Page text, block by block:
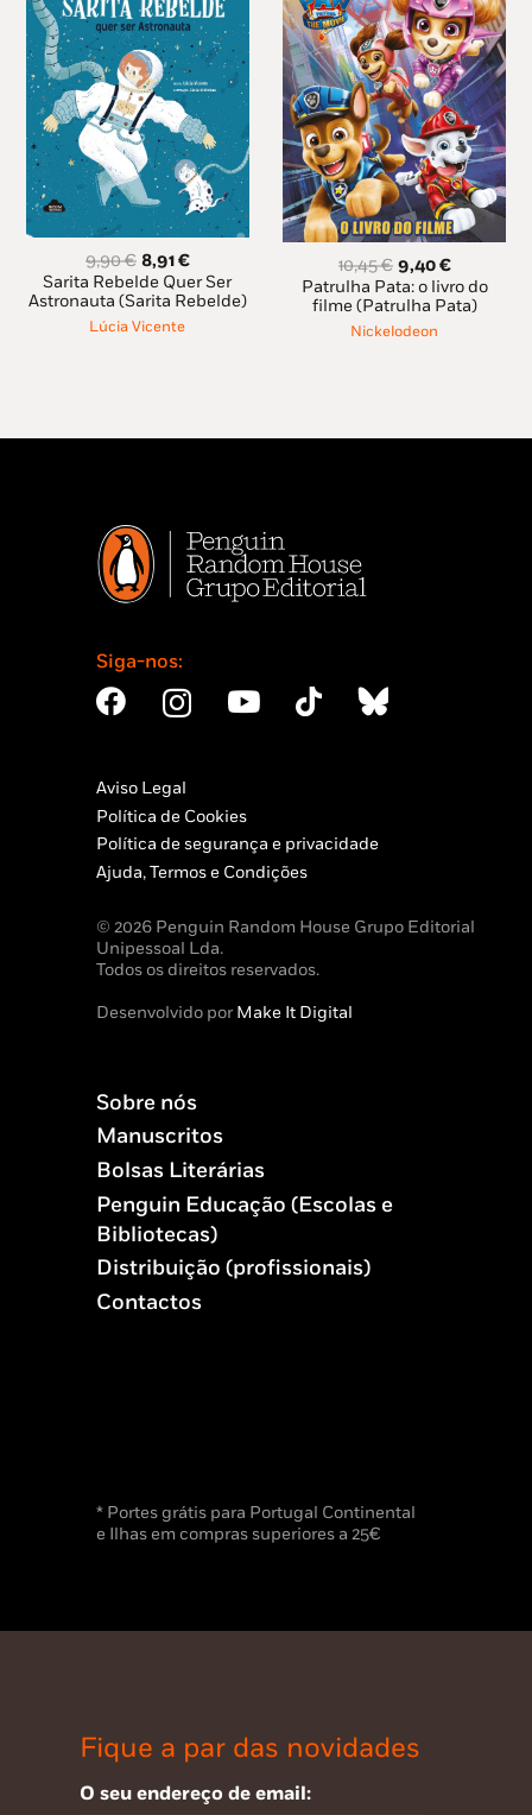
9,90€ O
preço
original
era:
8,91€O
preço
atual
Sarita Rebelde Quer Ser
Astronauta (Sarita Rebelde)
Lúcia Vicente
10,45€ O
preço
original
era:
9,40€O
preço
atual
Patrulha Pata: o livro do
filme (Patrulha Pata)
Nickelodeon
Siga-nos:
Aviso Legal
Política de Cookies
Política de segurança e privacidade
Ajuda, Termos e Condições
© 2026 Penguin Random House Grupo Editorial
Unipessoal Lda.
Todos os direitos reservados.
Desenvolvido porMake It Digital
Sobre nós
Manuscritos
Bolsas Literárias
Penguin Educação (Escolas e
Bibliotecas)
Distribuição (profissionais)
Contactos
* Portes grátis para Portugal Continental
e Ilhas em compras superiores a 25€
Fique a par das novidades
O seu endereço de email: